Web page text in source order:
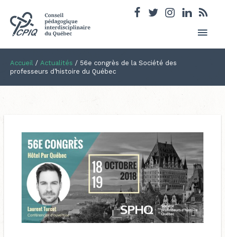
Accueil / Actualités / 56e congrès de la Société des
professeurs d’histoire du Québec